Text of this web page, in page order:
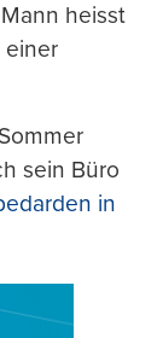
heisst
einer
sein Büro
in